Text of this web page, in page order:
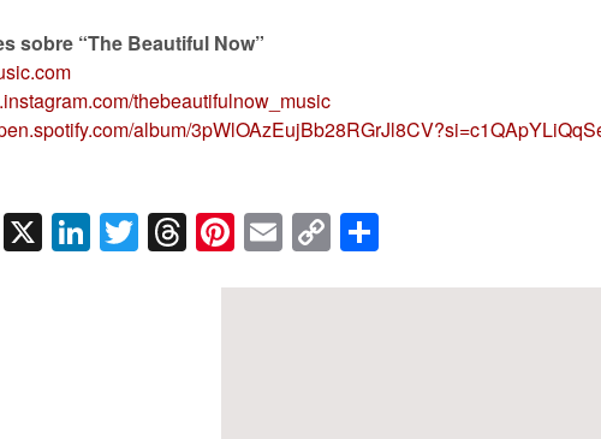
sobre “The Beautiful Now”
thebeautifulnow_music
album/
Facebook
X LinkedIn
Twitter
Threads
Pinterest
Email
Copy
Link